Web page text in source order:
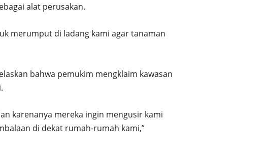
alat perusakan.
merumput di ladang kami agar tanaman
bahwa pemukim mengklaim kawasan
karenanya mereka ingin mengusir kami
di dekat rumah-rumah kami,”